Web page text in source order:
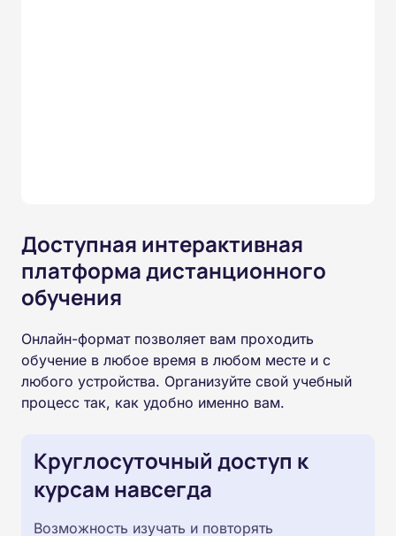
Доступная интерактивная
платформа дистанционного
обучения
Онлайн-формат позволяет вам проходить
обучение в любое время в любом месте и с
любого устройства. Организуйте свой учебный
процесс так, как удобно именно вам.
Круглосуточный доступ к
курсам навсегда
Возможность изучать и повторять